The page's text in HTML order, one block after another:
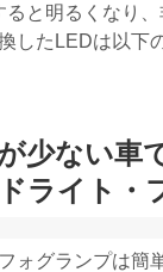
と明るくなり
したLEDは以下
少ない車
ライト・
ォグランプは簡